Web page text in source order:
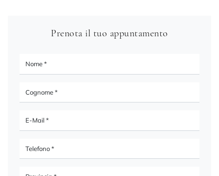
Prenota il tuo appuntamento